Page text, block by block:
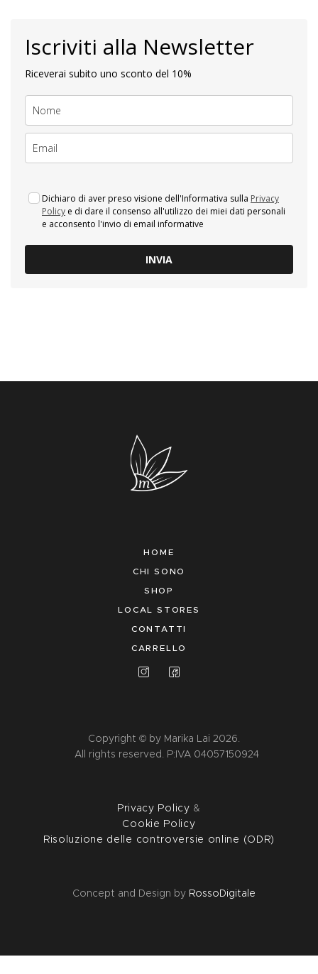
Iscriviti alla Newsletter
Riceverai subito uno sconto del 10%
Dichiaro di aver preso visione dell'Informativa sulla Privacy
Policy e di dare il consenso all'utilizzo dei miei dati personali
e acconsento l'invio di email informative
INVIA
HOME
CHI SONO
SHOP
LOCAL STORES
CONTATTI
CARRELLO
Copyright © by Marika Lai 2026.
All rights reserved. P:IVA 04057150924
Privacy Policy &
Cookie Policy
Risoluzione delle controversie online (ODR)
Concept and Design by RossoDigitale